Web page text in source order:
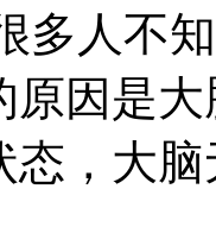
多人不
原因是
态，大